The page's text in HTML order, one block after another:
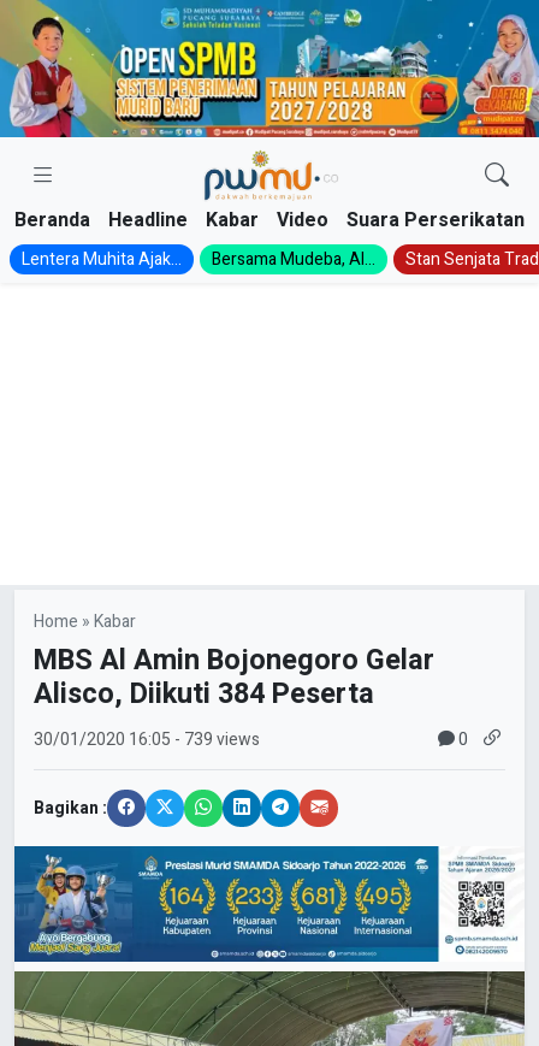
Skip
content
Beranda Headline Kabar Video Suara Perserikatan
Lentera Muhita Ajak... Bersama Mudeba, Al... Stan Senjata
Home »Kabar
MBS Al Amin Bojonegoro Gelar
Alisco, Diikuti 384 Peserta
30/01/2020 16:05 - 739 views 0
Bagikan :